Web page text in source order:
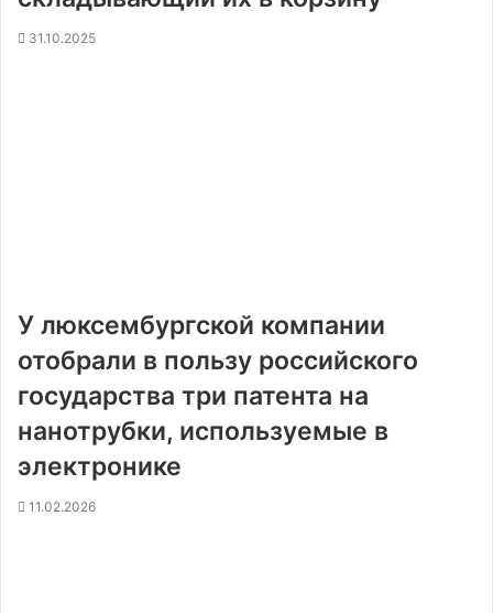
31.10.2025
У люксембургской компании
отобрали в пользу российского
государства три патента на
нанотрубки, используемые в
электронике
11.02.2026